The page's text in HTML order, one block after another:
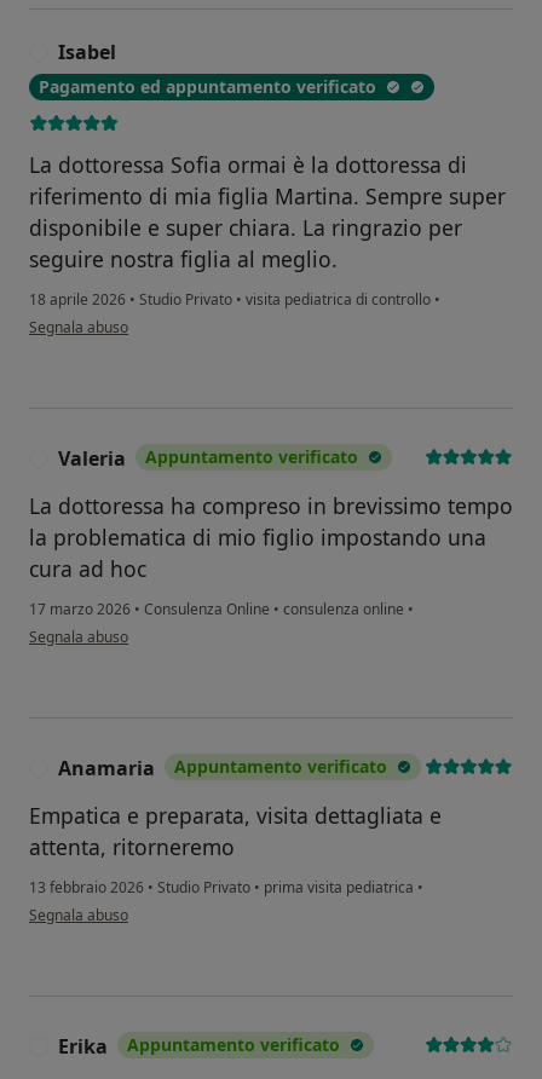
Isabel
Pagamento ed appuntamento verificato
La dottoressa Sofia ormai è la dottoressa di
riferimento di mia figlia Martina. Sempre super
disponibile e super chiara. La ringrazio per
seguire nostra figlia al meglio.
18 aprile 2026 • Studio Privato • visita pediatrica di controllo •
secondo l'opinione dell'utente Isabel
Segnala abuso
Valeria Appuntamento verificato
La dottoressa ha compreso in brevissimo tempo
la problematica di mio figlio impostando una
cura ad hoc
17 marzo 2026 • Consulenza Online • consulenza online •
secondo l'opinione dell'utente Valeria
Segnala abuso
Anamaria Appuntamento verificato
Empatica e preparata, visita dettagliata e
attenta, ritorneremo
13 febbraio 2026 • Studio Privato • prima visita pediatrica •
secondo l'opinione dell'utente Anamaria
Segnala abuso
Erika Appuntamento verificato